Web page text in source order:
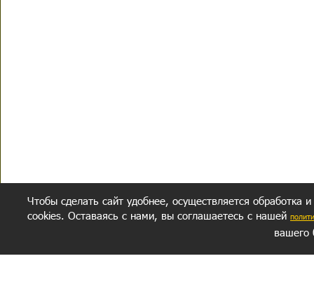
Чтобы сделать сайт удобнее, осуществляется обработка
cookies. Оставаясь с нами, вы соглашаетесь с нашей
вашего